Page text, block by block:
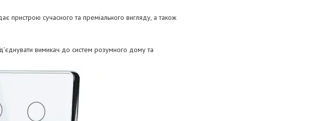
пристрою сучасного та преміального вигляду, а також
вимикач до систем розумного дому та